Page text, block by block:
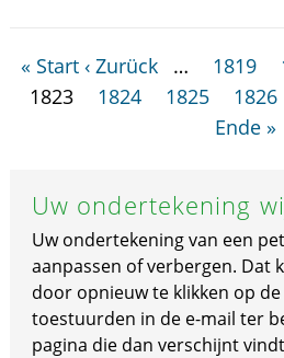
« Start ‹ Zurück … 1819
1823
1824 1825 1826
Ende »
Uw ondertekening
Uw ondertekening van een
aanpassen of verbergen. Dat
door opnieuw te klikken op
toestuurden in de e-mail ter
pagina die dan verschijnt